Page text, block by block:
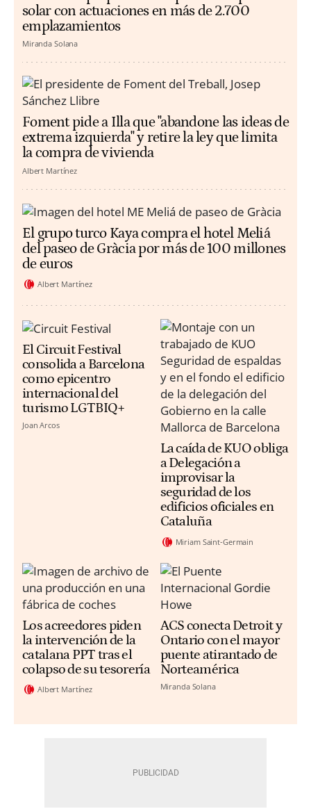
solar con actuaciones en más de 2.700
emplazamientos
Miranda Solana
Foment pide a Illa que "abandone las ideas de
extrema izquierda" y retire la ley que limita
la compra de vivienda
Albert Martínez
El grupo turco Kaya compra el hotel Meliá
del paseo de Gràcia por más de 100 millones
de euros
Albert Martínez
El Circuit Festival
consolida a Barcelona
como epicentro
internacional del
turismo LGTBIQ+
Joan Arcos
La caída de KUO obliga
a Delegación a
improvisar la
seguridad de los
edificios oficiales en
Cataluña
Miriam Saint-Germain
Los acreedores piden
la intervención de la
catalana PPT tras el
colapso de su tesorería
Albert Martínez
ACS conecta Detroit y
Ontario con el mayor
puente atirantado de
Norteamérica
Miranda Solana